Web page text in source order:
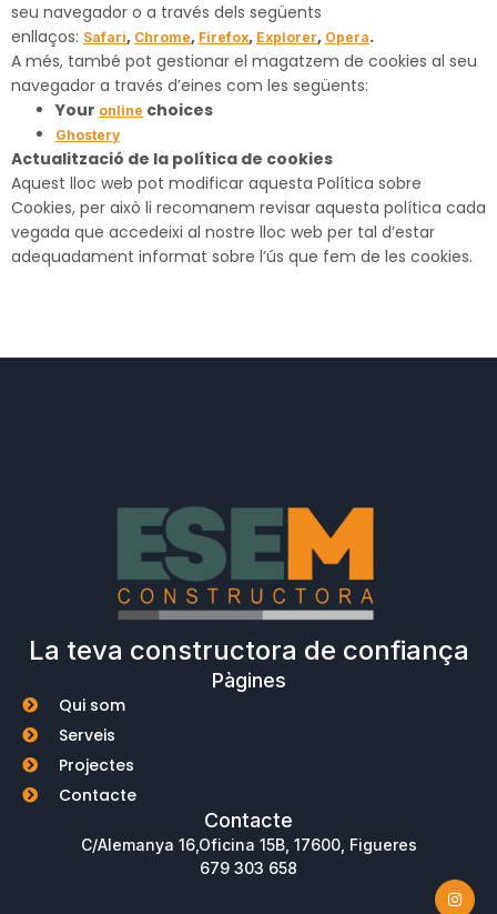
seu navegador o a través dels següents
enllaços: Safari, Chrome, Firefox, Explorer, Opera.
A més, també pot gestionar el magatzem de cookies al seu
navegador a través d’eines com les següents:
Your online choices
Ghostery
Actualització de la política de cookies
Aquest lloc web pot modificar aquesta Política sobre
Cookies, per això li recomanem revisar aquesta política cada
vegada que accedeixi al nostre lloc web per tal d’estar
adequadament informat sobre l’ús que fem de les cookies.
La teva constructora de confiança
Pàgines
Qui som
Serveis
Projectes
Contacte
Contacte
C/Alemanya 16,Oficina 15B, 17600, Figueres
679 303 658